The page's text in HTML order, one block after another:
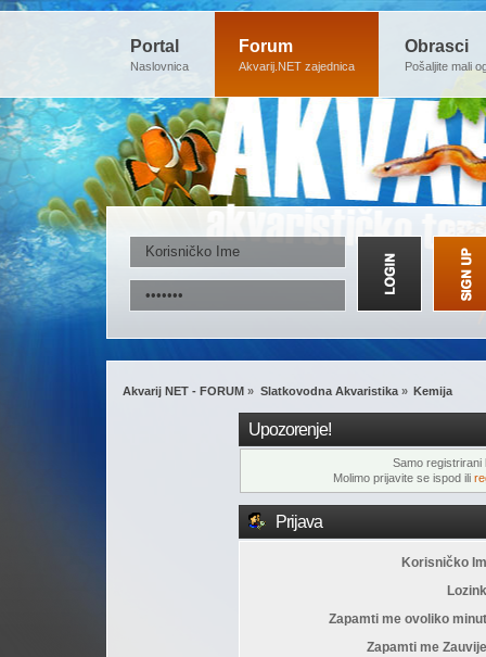
Portal
Naslovnica
Forum
Akvarij.NET zajednica
Obrasci
Pošaljite mali
Akvarij NET - FORUM » Slatkovodna Akvaristika» Kemija
Upozorenje!
Samo registrirani
Molimo prijavite se ispod ili
Prijava
Korisničko
Zapamti me ovoliko
Zapamti me